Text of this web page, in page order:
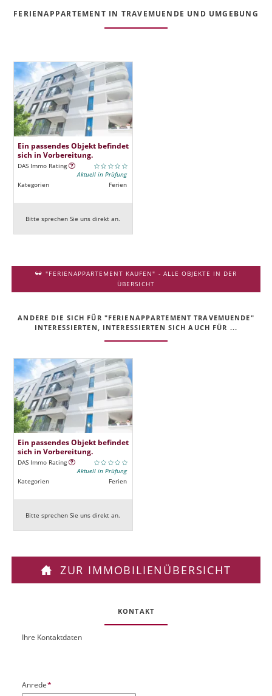
FERIENAPPARTEMENT IN TRAVEMUENDE UND UMGEBUNG
Ein passendes Objekt befindet
sich in Vorbereitung.
DAS Immo Rating
Aktuell in Prüfung
Kategorien
Ferien
Bitte sprechen Sie uns direkt an.
"FERIENAPPARTEMENT KAUFEN" - ALLE OBJEKTE IN DER
ÜBERSICHT
ANDERE DIE SICH FÜR "FERIENAPPARTEMENT TRAVEMUENDE"
INTERESSIERTEN, INTERESSIERTEN SICH AUCH FÜR ...
Ein passendes Objekt befindet
sich in Vorbereitung.
DAS Immo Rating
Aktuell in Prüfung
Kategorien
Ferien
Bitte sprechen Sie uns direkt an.
ZUR IMMOBILIENÜBERSICHT
KONTAKT
O
k
UIhre Kontaktdaten
P
Anrede*